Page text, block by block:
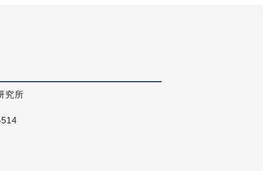
究所